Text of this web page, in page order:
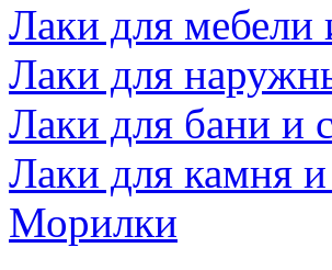
Лаки для мебели
Лаки для
Лаки для бани и
Лаки для камня и
Морилки